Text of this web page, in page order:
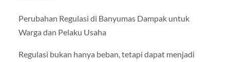
Perubahan Regulasi di Banyumas Dampak untuk
Warga dan Pelaku Usaha
Regulasi bukan hanya beban, tetapi dapat menjadi